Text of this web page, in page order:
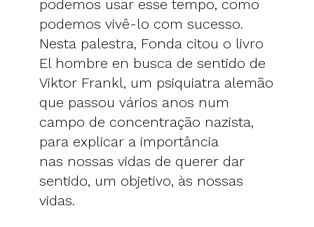
podemos usar esse tempo, como
podemos vivê-lo com sucesso.
Nesta palestra, Fonda citou o livro
El hombre en busca de sentido de
Viktor Frankl, um psiquiatra alemão
que passou vários anos num
campo de concentração nazista,
para explicar a importância
nas nossas vidas de querer dar
sentido, um objetivo, às nossas
vidas.